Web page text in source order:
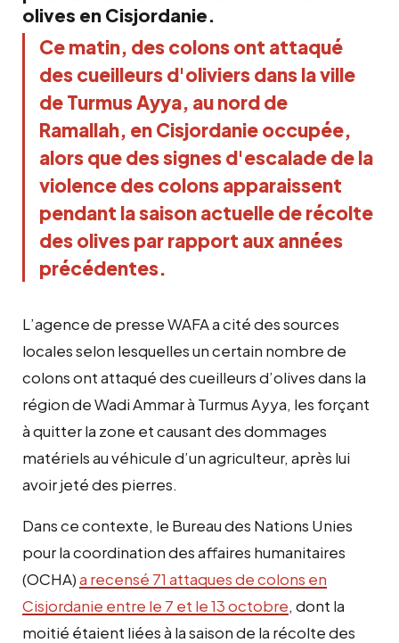
olives en Cisjordanie.
Ce matin, des colons ont attaqué
des cueilleurs d'oliviers dans la ville
de Turmus Ayya, au nord de
Ramallah, en Cisjordanie occupée,
alors que des signes d'escalade de la
violence des colons apparaissent
pendant la saison actuelle de récolte
des olives par rapport aux années
précédentes.
L’agence de presse WAFA a cité des sources
locales selon lesquelles un certain nombre de
colons ont attaqué des cueilleurs d’olives dans la
région de Wadi Ammar à Turmus Ayya, les forçant
à quitter la zone et causant des dommages
matériels au véhicule d’un agriculteur, après lui
avoir jeté des pierres.
Dans ce contexte, le Bureau des Nations Unies
pour la coordination des affaires humanitaires
(OCHA)a recensé 71 attaques de colons en
Cisjordanie entre le 7 et le 13 octobre, dont la
moitié étaient liées à la saison de la récolte des